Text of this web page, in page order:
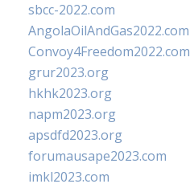
sbcc-2022.com
AngolaOilAndGas2022.com
Convoy4Freedom2022.com
grur2023.org
hkhk2023.org
napm2023.org
apsdfd2023.org
forumausape2023.com
imkl2023.com